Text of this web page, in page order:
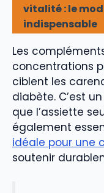
vitalité : le
indispensable
Les
concentrations
ciblent les
diabète. C’est un
que l’assiette
également
idéale pour une
soutenir